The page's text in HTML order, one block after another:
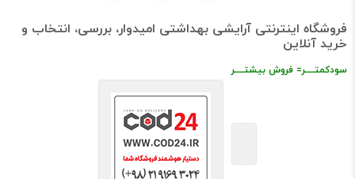
فروشگاه اینترنتی آرایشی بهداشتی امیدوار، بررسی، انتخاب و
خرید آنلاین
سودکمتــــر= فروش بیشتــــر